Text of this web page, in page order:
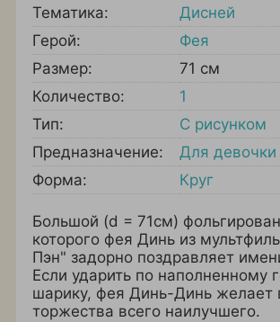
Тематика:
Дисней
Герой:
Фея
Размер:
71 см
Количество:
1
Тип:
С рисунком
Предназначение:
Для девочки
Форма:
Круг
Большой (d = 71см)
которого фея Динь из
Пэн" задорно поздравляет
Если ударить по наполненному
шарику, фея Динь-Динь желает
торжества всего наилучшего.